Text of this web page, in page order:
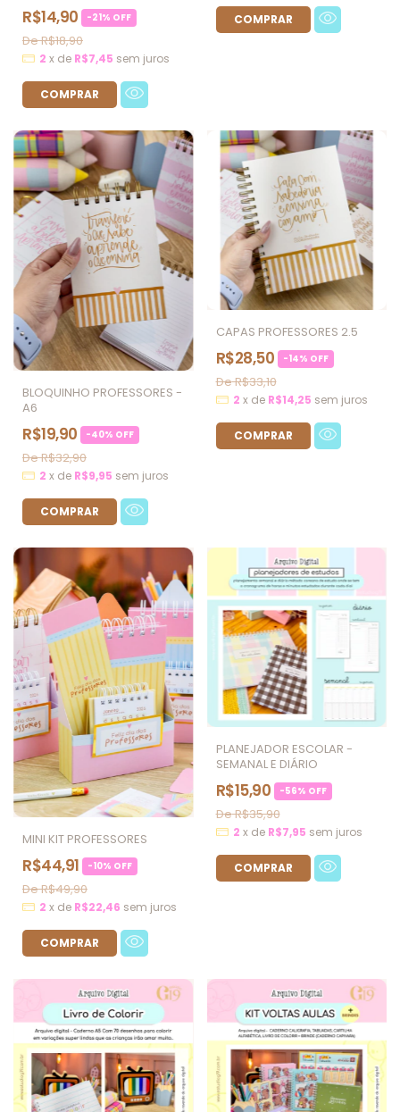
R$14,90 -21% OFF
R$18,90
2 x de R$7,45 sem juros
BLOQUINHO PROFESSORES -
A6
R$19,90 -40% OFF
R$32,90
2 x de R$9,95 sem juros
CAPAS PROFESSORES 2.5
R$28,50 -14% OFF
R$33,10
2 x de R$14,25 sem juros
MINI KIT PROFESSORES
R$44,91 -10% OFF
R$49,90
2 x de R$22,46 sem juros
PLANEJADOR ESCOLAR -
SEMANAL E DIÁRIO
R$15,90 -56% OFF
R$35,90
2 x de R$7,95 sem juros